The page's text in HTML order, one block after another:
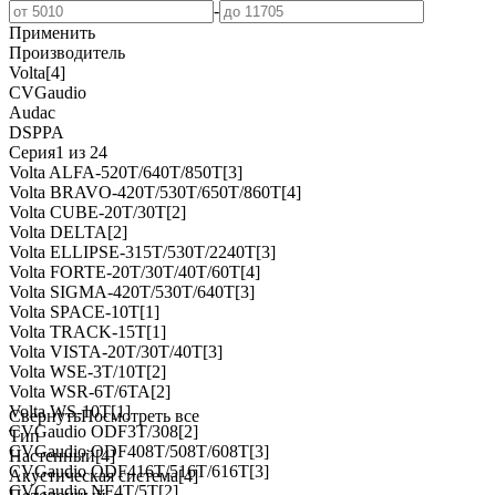
-
Применить
Производитель
Volta[4]
CVGaudio
Audac
DSPPA
Серия1 из 24
Volta ALFA-520T/640T/850T[3]
Volta BRAVO-420T/530T/650T/860T[4]
Volta CUBE-20T/30T[2]
Volta DELTA[2]
Volta ELLIPSE-315T/530T/2240T[3]
Volta FORTE-20T/30T/40T/60T[4]
Volta SIGMA-420T/530T/640T[3]
Volta SPACE-10T[1]
Volta TRACK-15T[1]
Volta VISTA-20T/30T/40T[3]
Volta WSE-3T/10T[2]
Volta WSR-6T/6TA[2]
Volta WS-10T[1]
CVGaudio ODF3T/308[2]
CVGaudio ODF408T/508T/608T[3]
CVGaudio ODF416T/516T/616T[3]
CVGaudio NF4T/5T[2]
СвернутьПосмотреть все
Тип
Настенный[4]
Акустическая система[4]